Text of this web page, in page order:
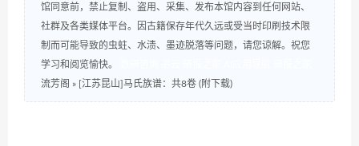
馆同意前，禁止复制、盗用、采集、发布本馆内容到任何网站、
社群及各类媒体平台。因古籍保存年代久远或受当时印刷技术限
制而可能导致的虫蛀、水渍、墨迹脱落等问题，请您谅解。祝您
学习和阅览愉快。
流芳阁 » [江苏昆山]马氏族谱：共8卷 (附下载)